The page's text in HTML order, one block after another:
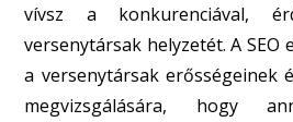
vívsz a konkurenciával,
versenytársak helyzetét. A SEO
a versenytársak erősségeinek
megvizsgálására, hogy